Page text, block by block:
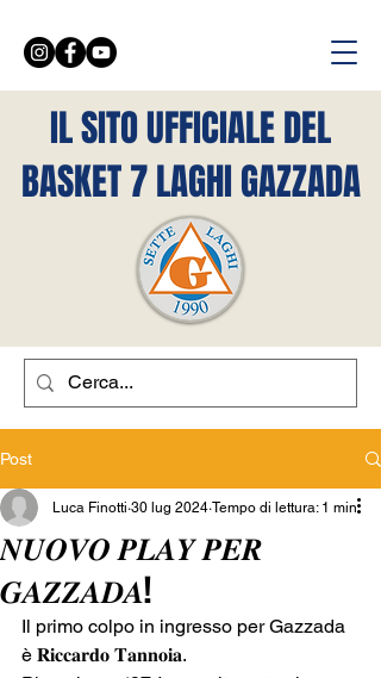
IL SITO UFFICIALE DEL
BASKET 7 LAGHI GAZZADA
Post
𝑵𝑼𝑶𝑽𝑶 𝑷𝑳𝑨𝒀 𝑷𝑬𝑹
𝑮𝑨𝒁𝒁𝑨𝑫𝑨!
Luca Finotti 30 lug 2024 Tempo di lettura: 1 min
Il primo colpo in ingresso per Gazzada
è 𝐑𝐢𝐜𝐜𝐚𝐫𝐝𝐨 𝐓𝐚𝐧𝐧𝐨𝐢𝐚.